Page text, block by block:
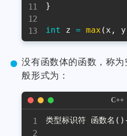
}
int z = max ( x , y
没有函数体的函数，称
般形式为：
类型标识符 函数名 ( )
C++